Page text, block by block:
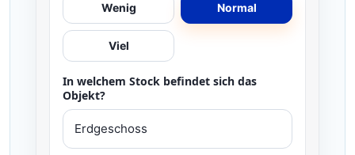
Wenig Normal
Viel
In welchem Stock befindet sich das
Objekt?